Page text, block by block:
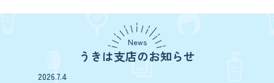
News
うきは支店のお知らせ
2026.7.4